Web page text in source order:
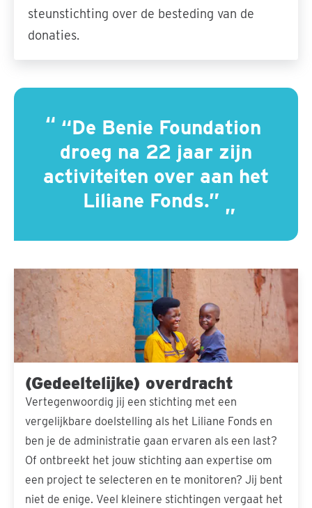
steunstichting over de besteding van de
donaties.
“De Benie Foundation
droeg na 22 jaar zijn
activiteiten over aan het
Liliane Fonds.”
(Gedeeltelijke) overdracht
Vertegenwoordig jij een stichting met een
vergelijkbare doelstelling als het Liliane Fonds en
ben je de administratie gaan ervaren als een last?
Of ontbreekt het jouw stichting aan expertise om
een project te selecteren en te monitoren? Jij bent
niet de enige. Veel kleinere stichtingen vergaat het